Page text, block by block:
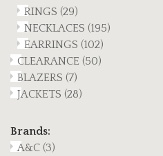
RINGS (29)
NECKLACES (195)
EARRINGS (102)
CLEARANCE (50)
BLAZERS (7)
JACKETS (28)
Brands:
A&C (3)